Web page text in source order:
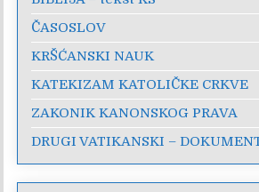
ČASOSLOV
KRŠĆANSKI NAUK
KATEKIZAM KATOLIČKE CRKVE
ZAKONIK KANONSKOG PRAVA
DRUGI VATIKANSKI –